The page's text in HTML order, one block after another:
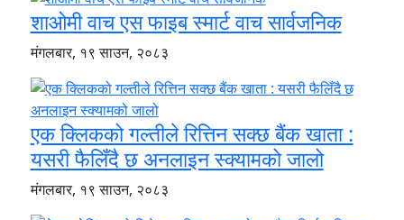
शाओमी वाच एस फाइब स्मार्ट वाच सार्वजनिक
मंगलबार, १९ साउन, २०८३
एक क्लिकको गल्तीले रित्तिन सक्छ बैंक खाता :
यसरी फैलिँदै छ अनलाइन स्क्यामको जालो
मंगलबार, १९ साउन, २०८३